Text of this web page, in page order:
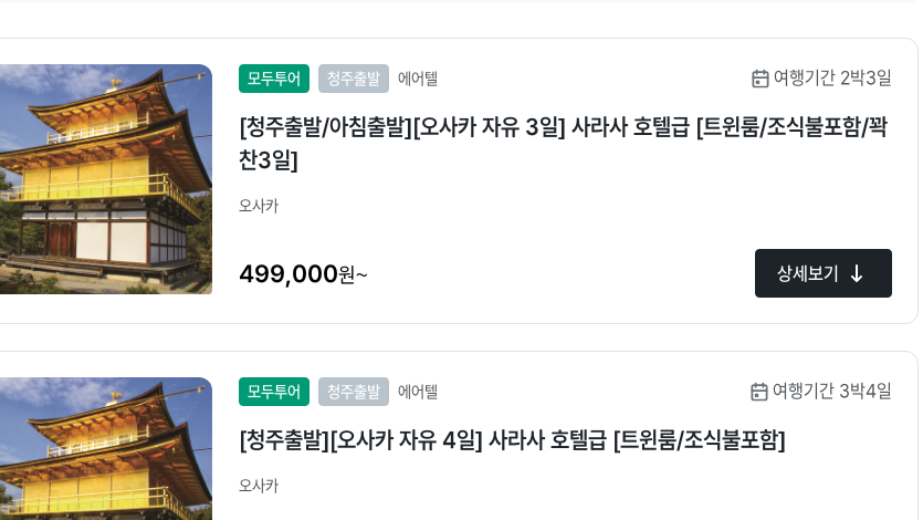
모두투어 청주출발 에어텔 여행기간 2박3일
[청주출발/아침출발][오사카 자유 3일] 사라사 호텔급 [트윈룸/조식불포함/꽉
찬3일]
오사카
499,000원~ 상세보기
모두투어 청주출발 에어텔 여행기간 3박4일
[청주출발][오사카 자유 4일] 사라사 호텔급 [트윈룸/조식불포함]
오사카